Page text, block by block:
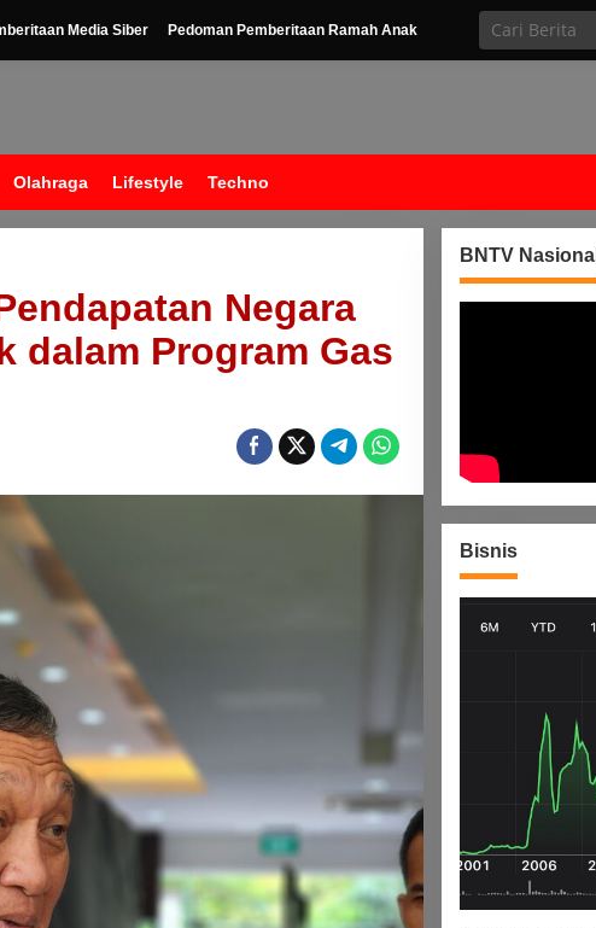
Media Siber Pedoman Pemberitaan Ramah Anak
Olahraga Lifestyle Techno
Negara
dalam Program Gas
BNTV Nasional
Bisnis